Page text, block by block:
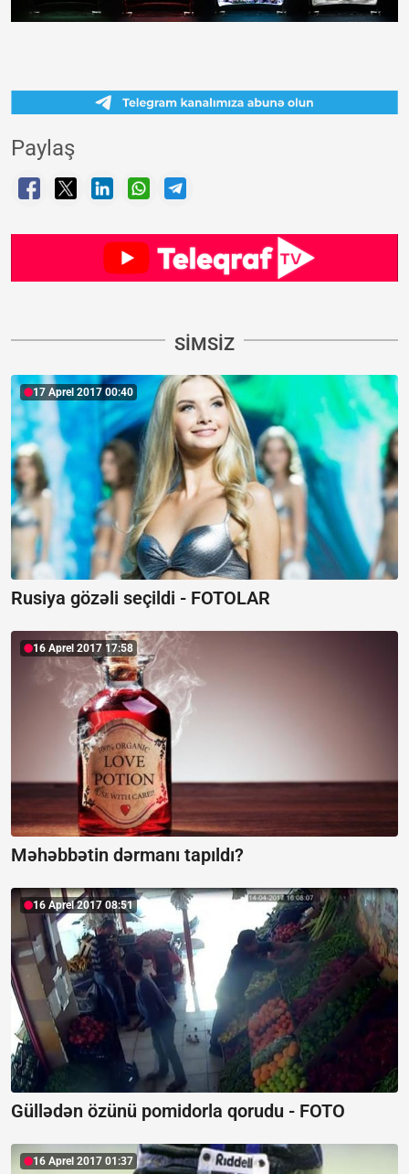
Paylaş
SIMSIZ
17 Aprel 2017 00:40
Rusiya gözəli seçildi - FOTOLAR
16 Aprel 2017 17:58
Məhəbbətin dərmanı tapıldı?
16 Aprel 2017 08:51
Güllədən özünü pomidorla qorudu - FOTO
16 Aprel 2017 01:37